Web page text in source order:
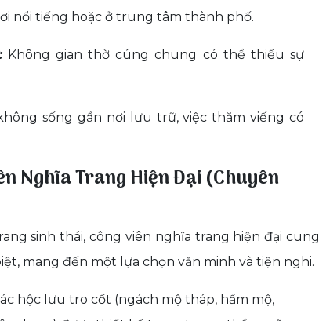
nổi tiếng hoặc ở trung tâm thành phố.
Không gian thờ cúng chung có thể thiếu sự
sống gần nơi lưu trữ, việc thăm viếng có
Nghĩa Trang Hiện Đại (Chuyên
sinh thái, công viên nghĩa trang hiện đại cung
mang đến một lựa chọn văn minh và tiện nghi.
hộc lưu tro cốt (ngách mộ tháp, hầm mộ,